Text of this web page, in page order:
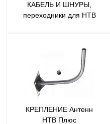
КАБЕЛЬ И ШНУРЫ,
переходники для НТВ
КРЕПЛЕНИЕ Антенн
НТВ Плюс